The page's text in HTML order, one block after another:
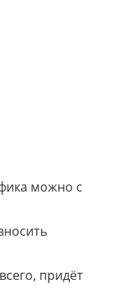
фотоможно с
придёт